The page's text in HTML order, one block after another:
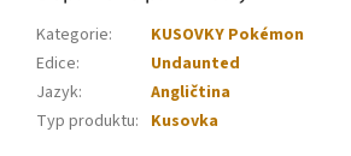
Kategorie:
KUSOVKY Pokémon
Edice:
Undaunted
Jazyk:
Angličtina
Typ produktu: Kusovka